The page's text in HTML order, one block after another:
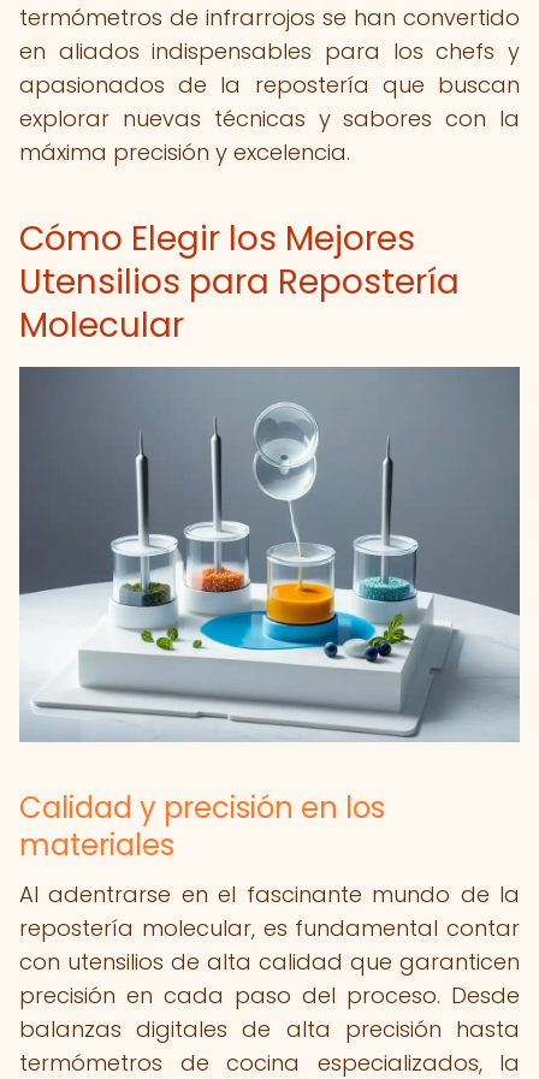
termómetros de infrarrojos se han convertido
en aliados indispensables para los chefs y
apasionados de la repostería que buscan
explorar nuevas técnicas y sabores con la
máxima precisión y excelencia.
Cómo Elegir los Mejores
Utensilios para Repostería
Molecular
Calidad y precisión en los
materiales
Al adentrarse en el fascinante mundo de la
repostería molecular, es fundamental contar
con utensilios de alta calidad que garanticen
precisión en cada paso del proceso. Desde
balanzas digitales de alta precisión hasta
termómetros de cocina especializados, la